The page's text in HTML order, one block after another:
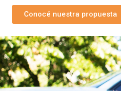
Conocé nuestra propuesta